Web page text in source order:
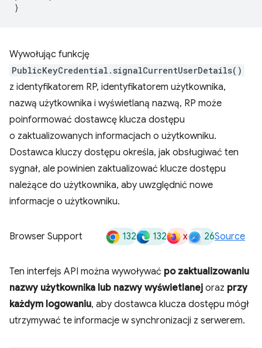
}
Wywołując funkcję
PublicKeyCredential.signalCurrentUserDetails()
z identyfikatorem RP, identyfikatorem użytkownika,
nazwą użytkownika i wyświetlaną nazwą, RP może
poinformować dostawcę klucza dostępu
o zaktualizowanych informacjach o użytkowniku.
Dostawca kluczy dostępu określa, jak obsługiwać ten
sygnał, ale powinien zaktualizować klucze dostępu
należące do użytkownika, aby uwzględnić nowe
informacje o użytkowniku.
Browser Support 132 132 x 26Source
Ten interfejs API można wywoływać po zaktualizowaniu
nazwy użytkownika lub nazwy wyświetlanej oraz przy
każdym logowaniu, aby dostawca klucza dostępu mógł
utrzymywać te informacje w synchronizacji z serwerem.